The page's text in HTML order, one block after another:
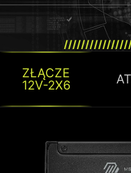
ZŁĄCZE
12V-2X6
ZŁOTY